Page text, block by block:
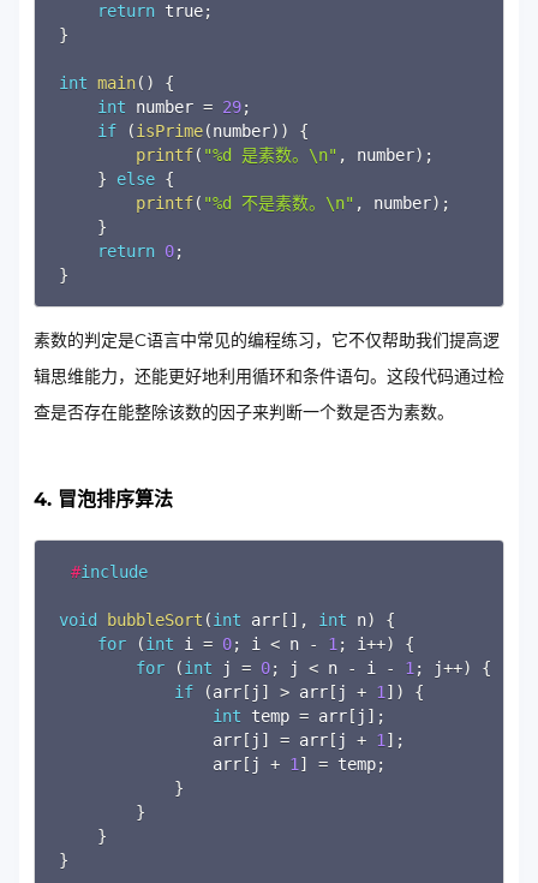
return true;
}
int main( )
{
int number = 29;
if
(isPrime(number) )
{
printf( "%d 是素数。\n" , number) ;
}
else {
printf( "%d 不是素数。\n" , number) ;
}
return
0;
}
素数的判定是C语言中常见的编程练习，它不仅帮助我们提高逻
辑思维能力，还能更好地利用循环和条件语句。这段代码通过检
查是否存在能整除该数的因子来判断一个数是否为素数。
4. 冒泡排序算法
#include
void bubbleSort (int arr [ ] , int n)
{
for
(int i = 0; i < n - 1; i++)
{
for
(int j = 0; j < n - i - 1; j++)
{
if
(arr [ j ] > arr [ j + 1] )
{
int temp = arr [ j ] ;
                arr
[ j ] = arr [ j + 1] ;
                arr
[ j + 1] = temp;
}
}
}
}